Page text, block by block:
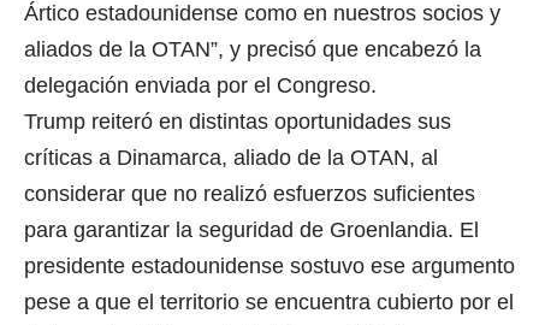
Ártico estadounidense como en nuestros socios y
aliados de la OTAN”, y precisó que encabezó la
delegación enviada por el Congreso.
Trump reiteró en distintas oportunidades sus
críticas a Dinamarca, aliado de la OTAN, al
considerar que no realizó esfuerzos suficientes
para garantizar la seguridad de Groenlandia. El
presidente estadounidense sostuvo ese argumento
pese a que el territorio se encuentra cubierto por el